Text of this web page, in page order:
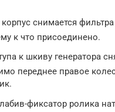
снимается
к что присоединено.
к шкиву генератора
переднее правое
фиксатор ролика